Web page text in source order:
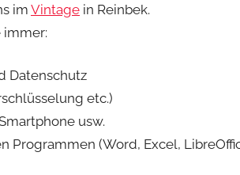
im Vintage in Reinbek.
immer:
Datenschutz
etc.)
usw.
Programmen (Word, Excel,